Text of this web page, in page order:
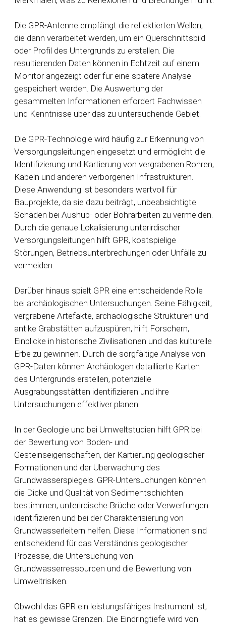
Die GPR-Antenne empfängt die reflektierten Wellen,
die dann verarbeitet werden, um ein Querschnittsbild
oder Profil des Untergrunds zu erstellen. Die
resultierenden Daten können in Echtzeit auf einem
Monitor angezeigt oder für eine spätere Analyse
gespeichert werden. Die Auswertung der
gesammelten Informationen erfordert Fachwissen
und Kenntnisse über das zu untersuchende Gebiet.
Die GPR-Technologie wird häufig zur Erkennung von
Versorgungsleitungen eingesetzt und ermöglicht die
Identifizierung und Kartierung von vergrabenen Rohren,
Kabeln und anderen verborgenen Infrastrukturen.
Diese Anwendung ist besonders wertvoll für
Bauprojekte, da sie dazu beiträgt, unbeabsichtigte
Schäden bei Aushub- oder Bohrarbeiten zu vermeiden.
Durch die genaue Lokalisierung unterirdischer
Versorgungsleitungen hilft GPR, kostspielige
Störungen, Betriebsunterbrechungen oder Unfälle zu
vermeiden.
Darüber hinaus spielt GPR eine entscheidende Rolle
bei archäologischen Untersuchungen. Seine Fähigkeit,
vergrabene Artefakte, archäologische Strukturen und
antike Grabstätten aufzuspüren, hilft Forschern,
Einblicke in historische Zivilisationen und das kulturelle
Erbe zu gewinnen. Durch die sorgfältige Analyse von
GPR-Daten können Archäologen detaillierte Karten
des Untergrunds erstellen, potenzielle
Ausgrabungsstätten identifizieren und ihre
Untersuchungen effektiver planen.
In der Geologie und bei Umweltstudien hilft GPR bei
der Bewertung von Boden- und
Gesteinseigenschaften, der Kartierung geologischer
Formationen und der Überwachung des
Grundwasserspiegels. GPR-Untersuchungen können
die Dicke und Qualität von Sedimentschichten
bestimmen, unterirdische Brüche oder Verwerfungen
identifizieren und bei der Charakterisierung von
Grundwasserleitern helfen. Diese Informationen sind
entscheidend für das Verständnis geologischer
Prozesse, die Untersuchung von
Grundwasserressourcen und die Bewertung von
Umweltrisiken.
Obwohl das GPR ein leistungsfähiges Instrument ist,
hat es gewisse Grenzen. Die Eindringtiefe wird von